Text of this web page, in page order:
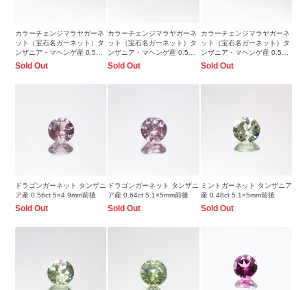
カラーチェンジマラヤガーネ
ット（宝石名ガーネット）タ
ンザニア・マヘンゲ産 0.54ct
識別済 5×4.9mm前後
Sold Out
カラーチェンジマラヤガーネ
ット（宝石名ガーネット）タ
ンザニア・マヘンゲ産 0.51ct
識別済 4.9×4.9mm前後
Sold Out
カラーチェンジマラヤガーネ
ット（宝石名ガーネット）タ
ンザニア・マヘンゲ産 0.53ct
識別済 5.1×5.1mm前後
Sold Out
ドラゴンガーネット タンザニ
ア産 0.56ct 5×4.9mm前後
Sold Out
ドラゴンガーネット タンザニ
ア産 0.64ct 5.1×5mm前後
Sold Out
ミントガーネット タンザニア
産 0.48ct 5.1×5mm前後
Sold Out